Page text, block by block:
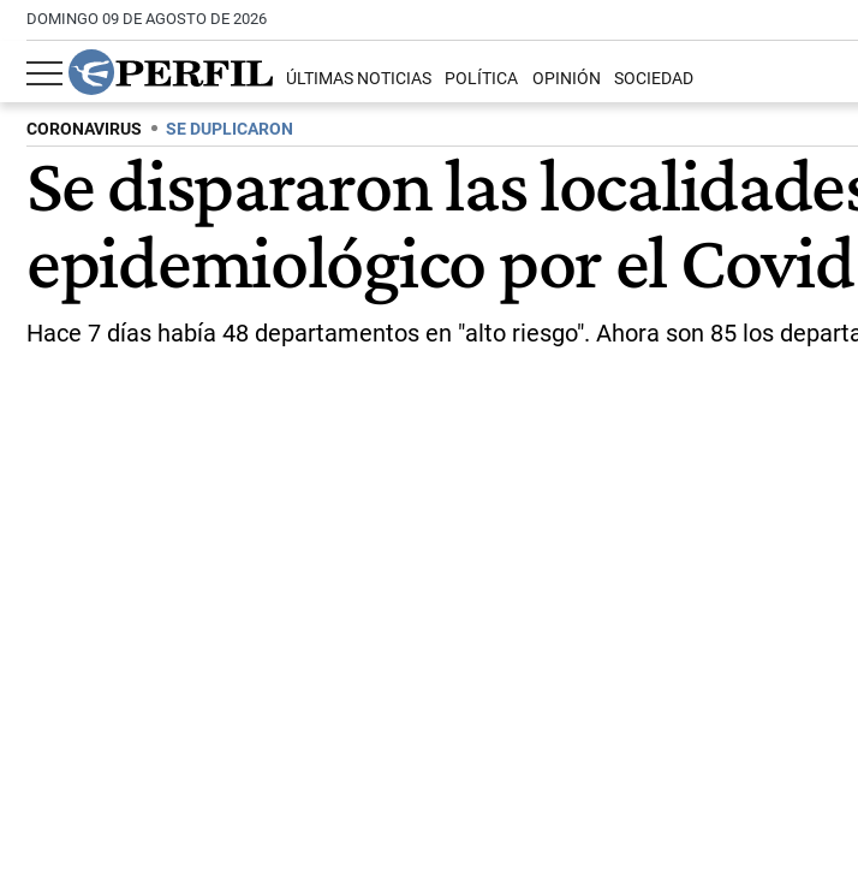
DOMINGO 09 DE AGOSTO DE 2026
ÚLTIMAS NOTICIAS POLÍTICA OPINIÓN SOCIEDAD
CORONAVIRUS SE DUPLICARON
Se dispararon las
epidemiológico por el
Hace 7 días había 48 departamentos en "alto riesgo". Ahora son 85 los